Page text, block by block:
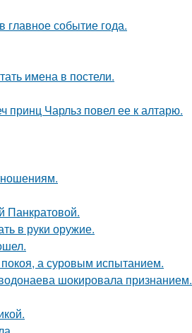
главное событие года.
имена в постели.
принц Чарльз повел ее к алтарю.
Панкратовой.
в руки оружие.
а суровым испытанием.
шокировала признанием.